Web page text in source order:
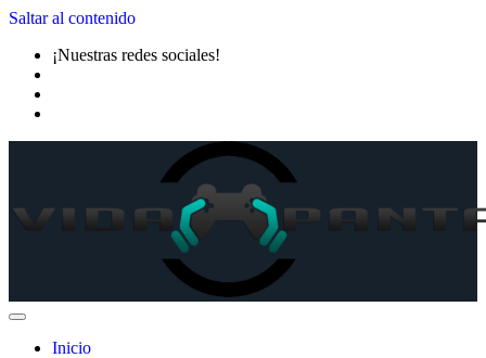
Saltar al contenido
¡Nuestras redes sociales!
Inicio